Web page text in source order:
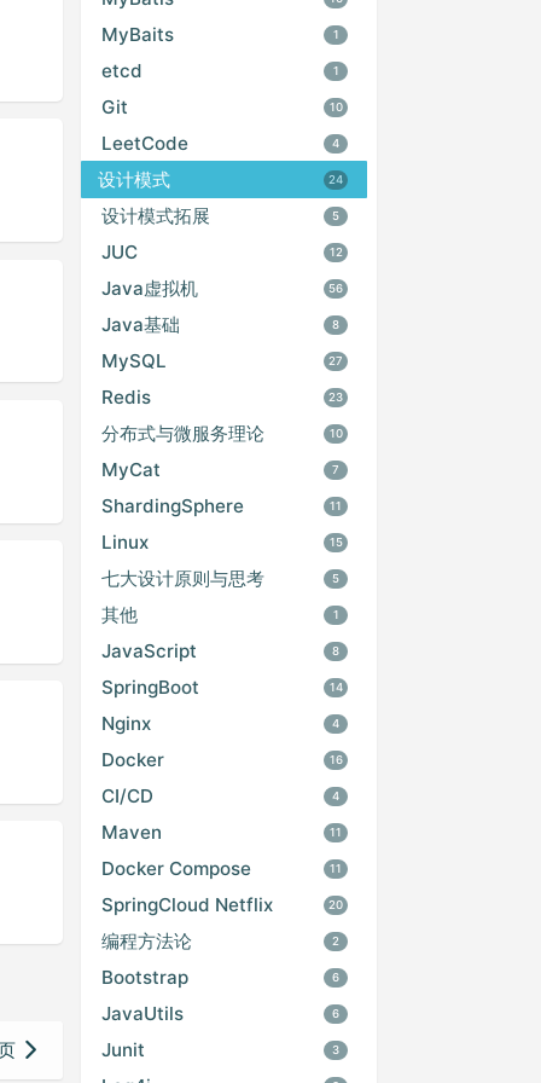
MyBaits 1
etcd 1
Git 10
LeetCode 4
设计模式 24
设计模式拓展 5
JUC 12
Java虚拟机 56
Java基础 8
MySQL 27
Redis 23
分布式与微服务理论 10
MyCat 7
ShardingSphere 11
Linux 15
七大设计原则与思考 5
其他 1
JavaScript 8
SpringBoot 14
Nginx 4
Docker 16
CI/CD 4
Maven 11
Docker Compose 11
SpringCloud Netflix 20
编程方法论 2
Bootstrap 6
JavaUtils 6
Junit 3